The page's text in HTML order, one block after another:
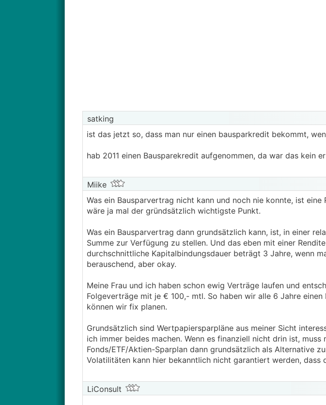
satking
ist das jetzt so, dass man nur einen bausparkredit bekommt,
hab 2011 einen Bausparekredit aufgenommen, da war das kein
Miike
Was ein Bausparvertrag nicht kann und noch nie konnte, ist
wäre ja mal der gründsätzlich wichtigste Punkt.
Was ein Bausparvertrag dann grundsätzlich kann, ist, in einer
Summe zur Verfügung zu stellen. Und das eben mit einer
durchschnittliche Kapitalbindungsdauer beträgt 3 Jahre, wenn
berauschend, aber okay.
Meine Frau und ich haben schon ewig Verträge laufen und
Folgeverträge mit je € 100,- mtl. So haben wir alle 6 Jahre
können wir fix planen.
Grundsätzlich sind Wertpapiersparpläne aus meiner Sicht
ich immer beides machen. Wenn es finanziell nicht drin ist,
Fonds/ETF/Aktien-Sparplan dann grundsätzlich als Alternative
Volatilitäten kann hier bekanntlich nicht garantiert werden, dass
LiConsult